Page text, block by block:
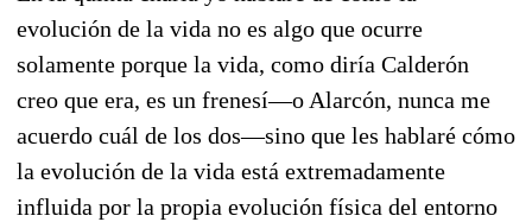
evolución de la vida no es algo que ocurre
solamente porque la vida, como diría Calderón
creo que era, es un frenesí—o Alarcón, nunca me
acuerdo cuál de los dos—sino que les hablaré cómo
la evolución de la vida está extremadamente
influida por la propia evolución física del entorno